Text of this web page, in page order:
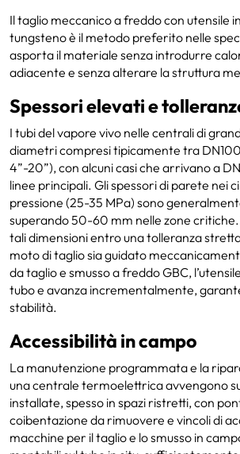
Il taglio meccanico a freddo con utensile
tungsteno è il metodo preferito nelle
asporta il materiale senza introdurre
adiacente e senza alterare la struttura
Spessori elevati e
I tubi del vapore vivo nelle centrali di
diametri compresi tipicamente tra
4”-20”), con alcuni casi che arrivano a
linee principali. Gli spessori di parete nei
pressione (25-35 MPa) sono
superando 50-60 mm nelle zone critiche.
tali dimensioni entro una tolleranza
moto di taglio sia guidato
da taglio e smusso a freddo GBC,
tubo e avanza incrementalmente,
stabilità.
Accessibilità in campo
La manutenzione programmata e la
una centrale termoelettrica avvengono
installate, spesso in spazi ristretti, con
coibentazione da rimuovere e vincoli di
macchine per il taglio e lo smusso in